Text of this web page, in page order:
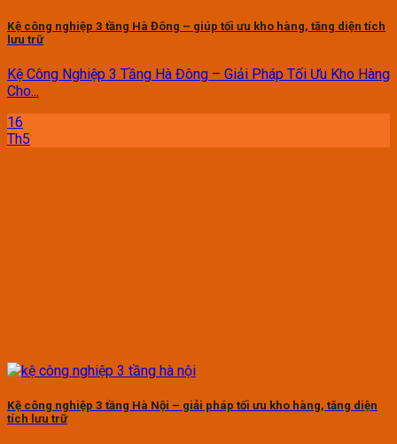
Kệ công nghiệp 3 tầng Hà Đông – giúp tối ưu kho hàng, tăng diện tích
lưu trữ
Kệ Công Nghiệp 3 Tầng Hà Đông – Giải Pháp Tối Ưu Kho Hàng
Cho...
16
Th5
Kệ công nghiệp 3 tầng Hà Nội – giải pháp tối ưu kho hàng, tăng diện
tích lưu trữ